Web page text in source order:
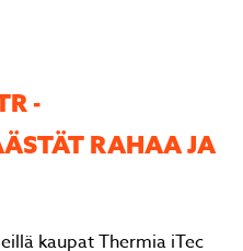
-
RAHAA JA
kaupat Thermia iTec